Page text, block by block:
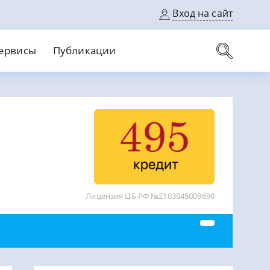
Вход на сайт
Без кредитной истории
Без справок
На длительный срок
Публикации
Лицензия ЦБ РФ №2103045009690